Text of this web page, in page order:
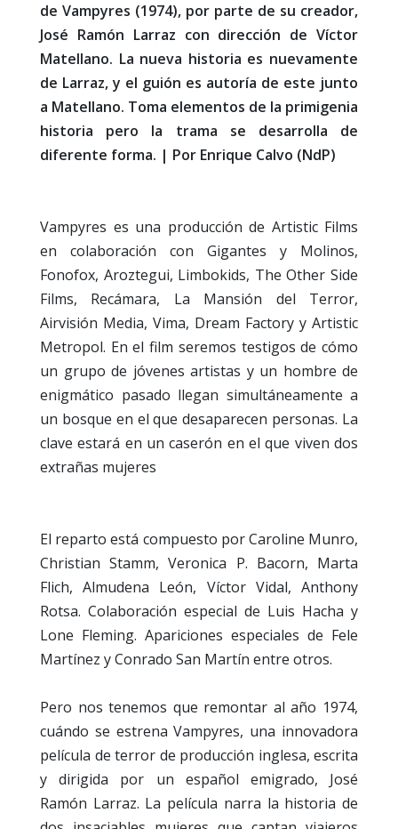
de Vampyres (1974), por parte de su creador,
José Ramón Larraz con dirección de Víctor
Matellano. La nueva historia es nuevamente
de Larraz, y el guión es autoría de este junto
a Matellano. Toma elementos de la primigenia
historia pero la trama se desarrolla de
diferente forma. | Por Enrique Calvo (NdP)
Vampyres es una producción de Artistic Films
en colaboración con Gigantes y Molinos,
Fonofox, Aroztegui, Limbokids, The Other Side
Films, Recámara, La Mansión del Terror,
Airvisión Media, Vima, Dream Factory y Artistic
Metropol. En el film seremos testigos de cómo
un grupo de jóvenes artistas y un hombre de
enigmático pasado llegan simultáneamente a
un bosque en el que desaparecen personas. La
clave estará en un caserón en el que viven dos
extrañas mujeres
El reparto está compuesto por Caroline Munro,
Christian Stamm, Veronica P. Bacorn, Marta
Flich, Almudena León, Víctor Vidal, Anthony
Rotsa. Colaboración especial de Luis Hacha y
Lone Fleming. Apariciones especiales de Fele
Martínez y Conrado San Martín entre otros.
Pero nos tenemos que remontar al año 1974,
cuándo se estrena Vampyres, una innovadora
película de terror de producción inglesa, escrita
y dirigida por un español emigrado, José
Ramón Larraz. La película narra la historia de